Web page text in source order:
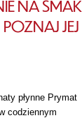
NA SMAK
JEJ
płynne Prymat
codziennym